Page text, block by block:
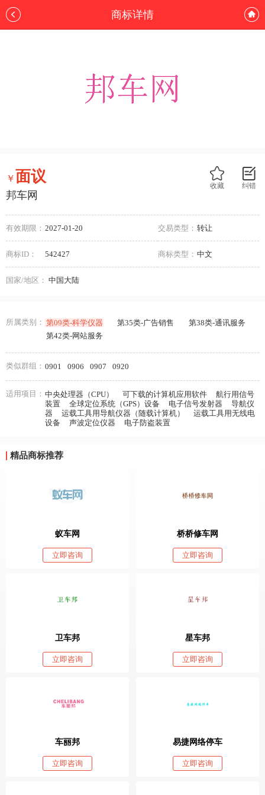
商标详情
纠错
收藏
￥面议
邦车网
有效期限： 2027-01-20 交易类型： 转让
商标ID： 542427 商标类型： 中文
国家/地区： 中国大陆
所属类别： 第09类-科学仪器 第35类-广告销售
第38类-通讯服务
第42类-网站服务
类似群组： 0901 0906 0907 0920
适用项目： 中央处理器（CPU） 可下载的计算机应用软件
航行用信号
装置
全球定位系统（GPS）设备 电子信号发射器
导航仪
器
运载工具用导航仪器（随载计算机）
运载工具用无线电
设备
声波定位仪器 电子防盗装置
精品商标推荐
蚁车网
立即咨询
桥桥修车网
立即咨询
卫车邦
立即咨询
星车邦
立即咨询
车丽邦
立即咨询
易捷网络停车
立即咨询